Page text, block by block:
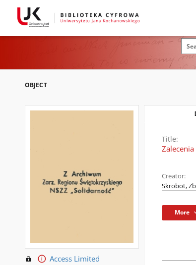
OBJECT
Access Limited
Title:
Creator:
Skrobot,
More